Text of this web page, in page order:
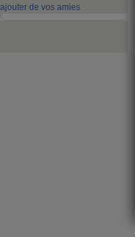
ajouter de vos amies